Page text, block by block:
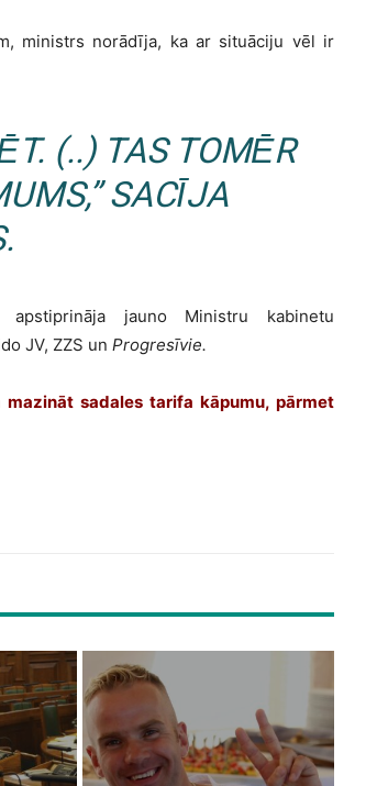
ministrs norādīja, ka ar situāciju vēl ir
(..) TAS TOMĒR
SACĪJA
jauno Ministru kabinetu
JV, ZZS un Progresīvie.
sadales tarifa kāpumu, pārmet